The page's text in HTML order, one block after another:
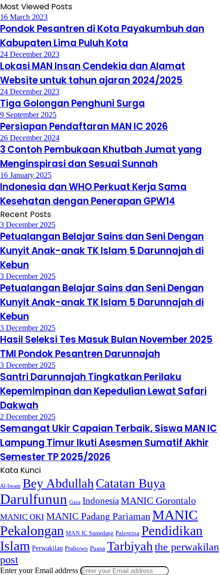
Most Viewed Posts
16 March 2023
Pondok Pesantren di Kota Payakumbuh dan
Kabupaten Lima Puluh Kota
24 December 2023
Lokasi MAN Insan Cendekia dan Alamat
Website untuk tahun ajaran 2024/2025
24 December 2023
Tiga Golongan Penghuni Surga
9 September 2025
Persiapan Pendaftaran MAN IC 2026
26 December 2024
3 Contoh Pembukaan Khutbah Jumat yang
Menginspirasi dan Sesuai Sunnah
16 January 2025
Indonesia dan WHO Perkuat Kerja Sama
Kesehatan dengan Penerapan GPW14
Recent Posts
3 December 2025
Petualangan Belajar Sains dan Seni Dengan
Kunyit Anak-anak TK Islam 5 Darunnajah di
Kebun
3 December 2025
Petualangan Belajar Sains dan Seni Dengan
Kunyit Anak-anak TK Islam 5 Darunnajah di
Kebun
3 December 2025
Hasil Seleksi Tes Masuk Bulan November 2025
TMI Pondok Pesantren Darunnajah
3 December 2025
Santri Darunnajah Tingkatkan Perilaku
Kepemimpinan dan Kepedulian Lewat Safari
Dakwah
2 December 2025
Semangat Ukir Capaian Terbaik, Siswa MAN IC
Lampung Timur Ikuti Asesmen Sumatif Akhir
Semester TP 2025/2026
Kata Kunci
Al-Imam Bey AbdullahCatatan Buya
Darulfunun Gaza IndonesiaMANIC Gorontalo
MANIC OKI MANIC Padang Pariaman MANIC
Pekalongan MAN IC Sumedang Palestina Pendidikan
Islam Perwakilan Prabowo Puasa Tarbiyahthe perwakilan
post
Enter your Email address